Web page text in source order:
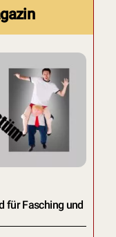
für Fasching und